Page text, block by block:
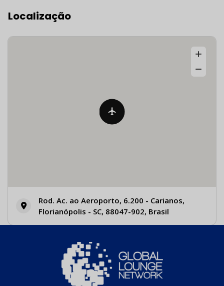
Localização
Rod. Ac. ao Aeroporto, 6.200 - Carianos,
Florianópolis - SC, 88047-902, Brasil